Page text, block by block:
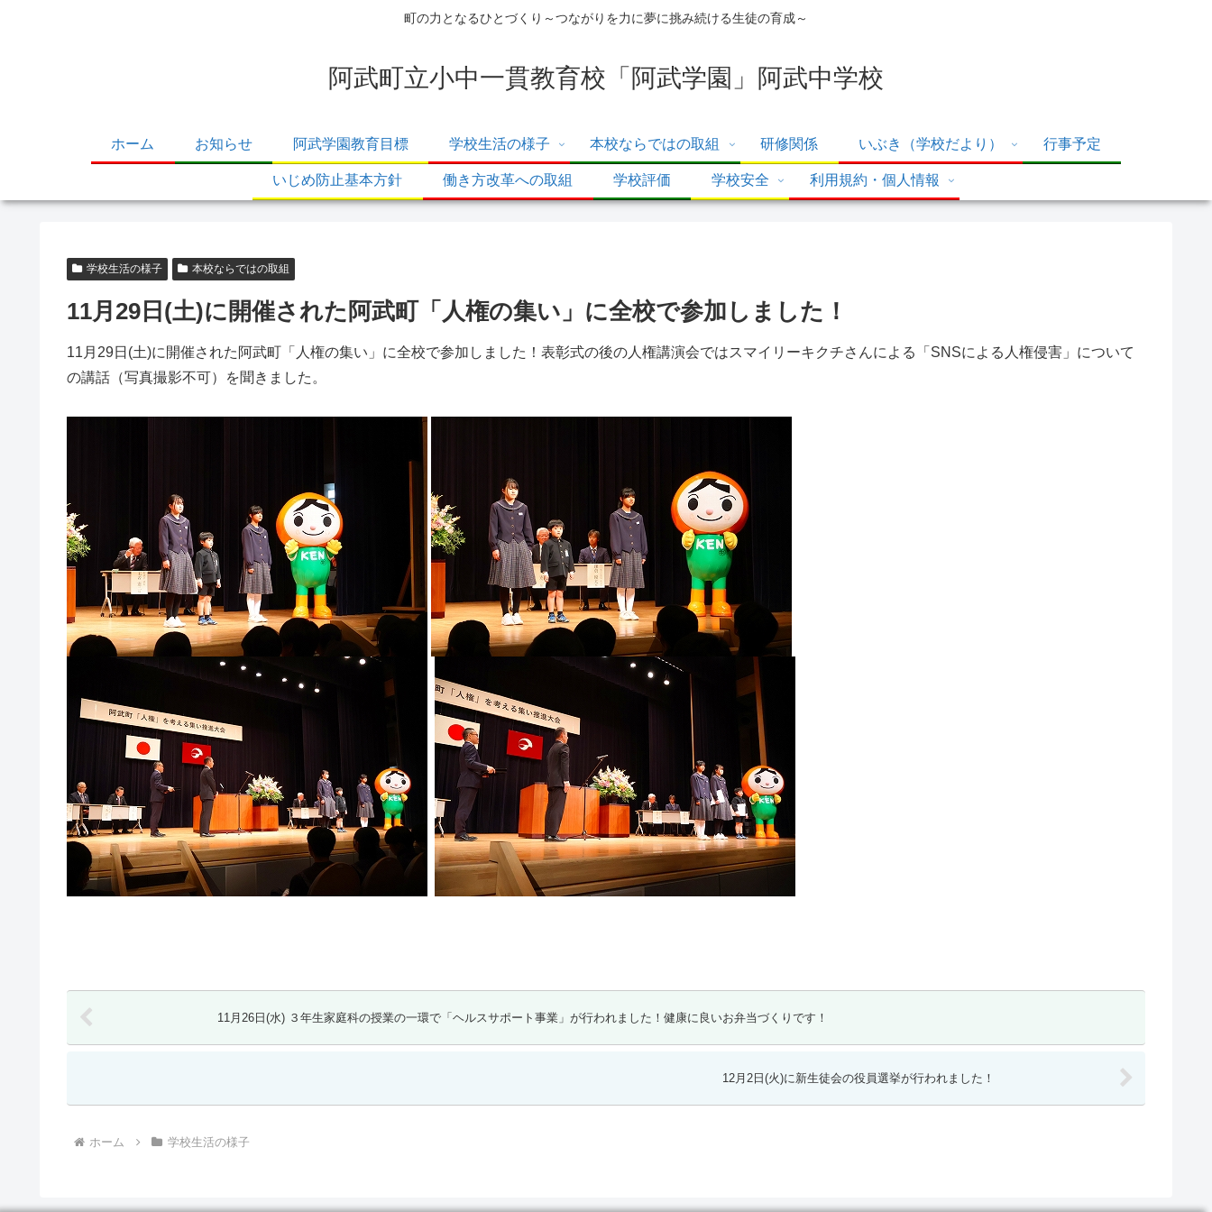
町の力となるひとづくり～つながりを力に夢に挑み続ける生徒の育成～
阿武町立小中一貫教育校「阿武学園」阿武中学校
ホーム お知らせ 阿武学園教育目標 学校生活の様子 本校ならではの取組 研修関係 いぶき（学校だより） 行事予定
いじめ防止基本方針 働き方改革への取組 学校評価 学校安全 利用規約・個人情報
学校生活の様子 本校ならではの取組
11月29日(土)に開催された阿武町「人権の集い」に全校で参加しました！
11月29日(土)に開催された阿武町「人権の集い」に全校で参加しました！表彰式の後の人権講演会ではスマイリーキクチさんによる「SNSによる人権侵害」について
の講話（写真撮影不可）を聞きました。
11月26日(水) ３年生家庭科の授業の一環で「ヘルスサポート事業」が行われました！健康に良いお弁当づくりです！
12月2日(火)に新生徒会の役員選挙が行われました！
ホーム 学校生活の様子